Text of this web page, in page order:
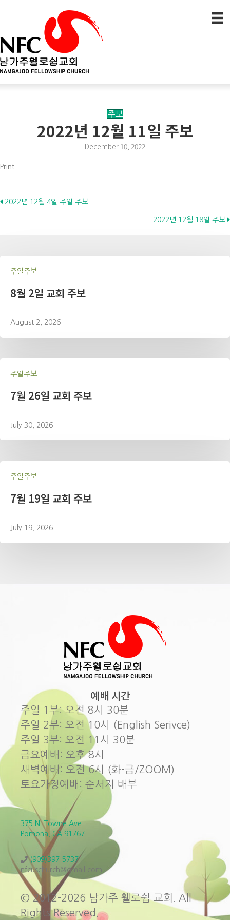
주보
2022년 12월 11일 주보
December 10, 2022
Print
Posts
2022년 12월 4일 주일 주보
2022년 12월 18일 주보
주일주보
8월 2일 교회 주보
August 2, 2026
주일주보
7월 26일 교회 주보
July 30, 2026
주일주보
7월 19일 교회 주보
July 19, 2026
예배 시간
주일 1부: 오전 8시 30분
주일 2부: 오전 10시 (English Serivce)
주일 3부: 오전 11시 30분
금요예배: 오후 8시
새벽예배: 오전 6시 (화-금/ZOOM)
토요가정예배: 순서지 배부
375 N. Towne Ave.
Pomona, CA 91767
(909)397-5737
nfcuschurch@gmail.com
© 2012-2026 남가주 휄로쉽 교회. All
Rights Reserved.